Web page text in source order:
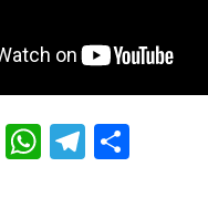
RedditWhatsApp
Telegram